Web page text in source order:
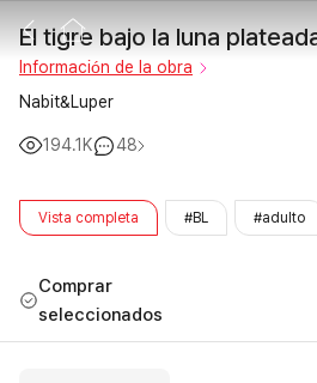
El
El tigre bajo la luna
Información de la obra
Nabit&Luper
194.1K 48
Vista completa #BL #adulto
Comprar
seleccionados